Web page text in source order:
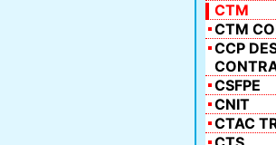
CTM
CTM
CCP
CSFPE
CNIT
CTAC